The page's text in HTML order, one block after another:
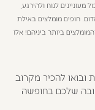
לנוח ולהירגע,
חופים מומלצים באילת
ביותר ביניהם! אלו
ובואו להכיר מקרוב
שלכם בחופשה